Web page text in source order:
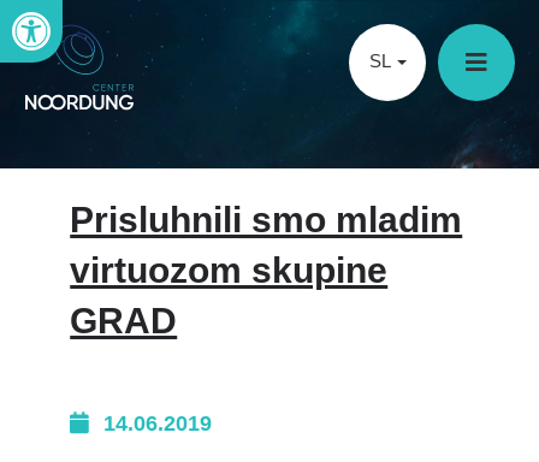
Open toolbar
SL
Prisluhnili smo mladim
virtuozom skupine
GRAD
14.06.2019